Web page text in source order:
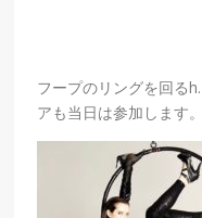
フープのリングを回る
アも当日は参加します。